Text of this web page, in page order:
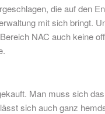
die auf den
mit sich bringt.
NAC auch keine
Man muss sich
sich auch ganz